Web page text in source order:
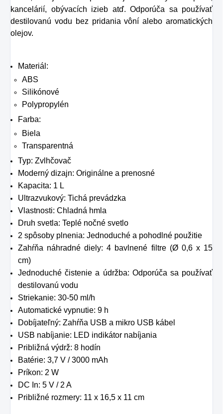
Preto rad prichádza
na produkt Verisol,
ktorý je v tomto
riešením.
kancelárií, obývacích izieb atď. Odporúča sa používať
destilovanú vodu bez pridania vôní alebo aromatických
olejov.
Materiál:
ABS
Silikónové
Polypropylén
Farba:
Biela
Transparentná
Typ: Zvlhčovač
Moderný dizajn: Originálne a prenosné
Kapacita: 1 L
Ultrazvukový: Tichá prevádzka
Vlastnosti: Chladná hmla
Druh svetla: Teplé nočné svetlo
2 spôsoby plnenia: Jednoduché a pohodlné použitie
Zahŕňa náhradné diely: 4 bavlnené filtre (Ø 0,6 x 15
cm)
Jednoduché čistenie a údržba: Odporúča sa používať
destilovanú vodu
Striekanie: 30-50 ml/h
Automatické vypnutie: 9 h
Dobíjateľný: Zahŕňa USB a mikro USB kábel
USB nabíjanie: LED indikátor nabíjania
Približná výdrž: 8 hodín
Batérie: 3,7 V / 3000 mAh
Príkon: 2 W
DC In: 5 V / 2 A
Približné rozmery: 11 x 16,5 x 11 cm